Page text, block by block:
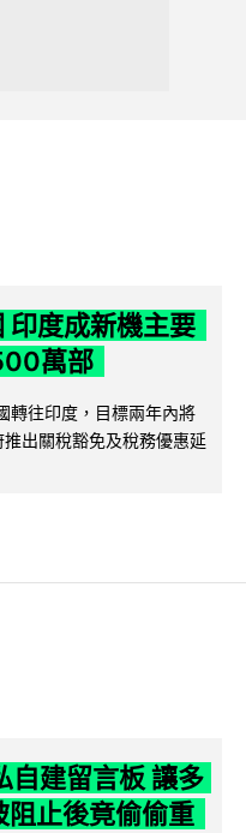
印度成新機主要
萬部
往印度，目標兩年內將
出關稅豁免及稅務優惠延
自建留言板 讓多
阻止後竟偷偷重